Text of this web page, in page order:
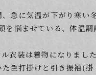
急に気温が下がり寒い
を悩ませている、体温
衣装は着物になりまし
色打掛けと引き振袖(